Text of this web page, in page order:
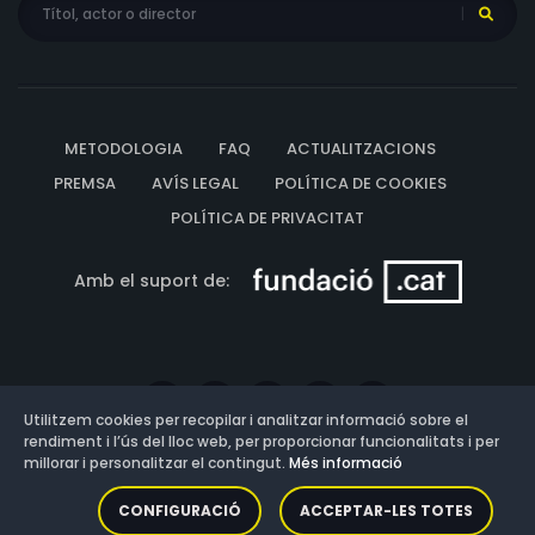
METODOLOGIA FAQ
ACTUALITZACIONS
PREMSA
AVÍS LEGAL
POLÍTICA DE COOKIES
POLÍTICA DE PRIVACITAT
Amb el suport de:
Versió: 3.13.0.202607011342
Utilitzem cookies per recopilar i analitzar informació sobre el
rendiment i l’ús del lloc web, per proporcionar funcionalitats i per
millorar i personalitzar el contingut. Més informació
CONFIGURACIÓ ACCEPTAR-LES TOTES